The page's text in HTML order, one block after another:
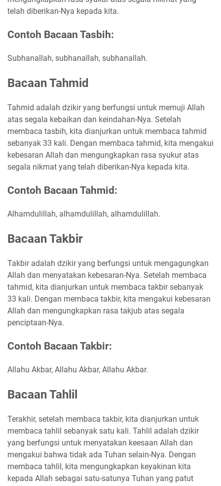
telah diberikan-Nya kepada kita.
Contoh Bacaan Tasbih:
Subhanallah, subhanallah, subhanallah.
Bacaan Tahmid
Tahmid adalah dzikir yang berfungsi untuk memuji Allah
atas segala kebaikan dan keindahan-Nya. Setelah
membaca tasbih, kita dianjurkan untuk membaca tahmid
sebanyak 33 kali. Dengan membaca tahmid, kita mengakui
kebesaran Allah dan mengungkapkan rasa syukur atas
segala nikmat yang telah diberikan-Nya kepada kita.
Contoh Bacaan Tahmid:
Alhamdulillah, alhamdulillah, alhamdulillah.
Bacaan Takbir
Takbir adalah dzikir yang berfungsi untuk mengagungkan
Allah dan menyatakan kebesaran-Nya. Setelah membaca
tahmid, kita dianjurkan untuk membaca takbir sebanyak
33 kali. Dengan membaca takbir, kita mengakui kebesaran
Allah dan mengungkapkan rasa takjub atas segala
penciptaan-Nya.
Contoh Bacaan Takbir:
Allahu Akbar, Allahu Akbar, Allahu Akbar.
Bacaan Tahlil
Terakhir, setelah membaca takbir, kita dianjurkan untuk
membaca tahlil sebanyak satu kali. Tahlil adalah dzikir
yang berfungsi untuk menyatakan keesaan Allah dan
mengakui bahwa tidak ada Tuhan selain-Nya. Dengan
membaca tahlil, kita mengungkapkan keyakinan kita
kepada Allah sebagai satu-satunya Tuhan yang patut